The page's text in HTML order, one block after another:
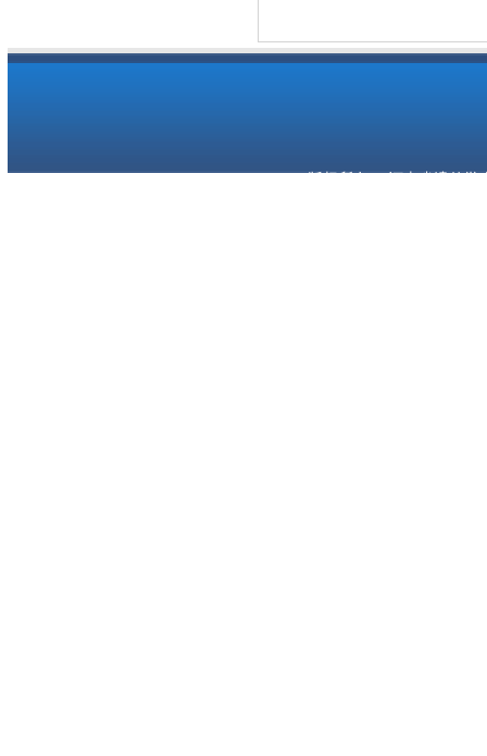
版权所有 © 河南省遗传